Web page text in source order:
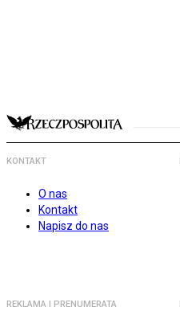
KONTAKT
O nas
Kontakt
Napisz do nas
REKLAMA I PRENUMERATA